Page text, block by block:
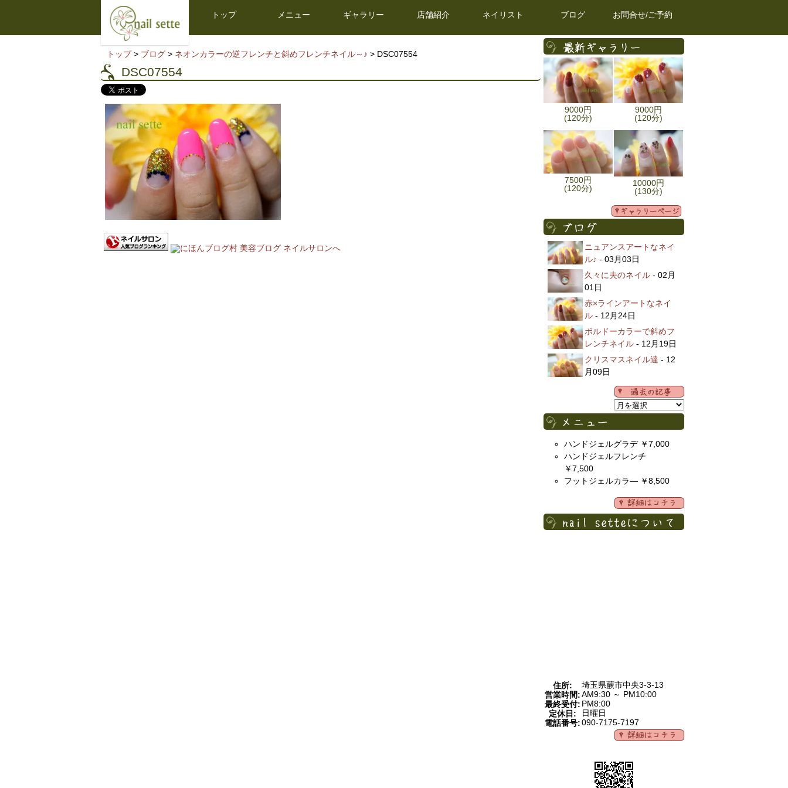
トップ メニュー ギャラリー 店舗紹介 ネイリスト ブログ お問合せ/ご予約
トップ> ブログ > ネオンカラーの逆フレンチと斜めフレンチネイル～♪ > DSC07554
DSC07554
9000円
(120分)
9000円
(120分)
7500円
(120分)
10000円
(130分)
ニュアンスアートなネイ
ル♪ - 03月03日
久々に夫のネイル - 02月
01日
赤×ラインアートなネイ
ル - 12月24日
ボルドーカラーで斜めフ
レンチネイル - 12月19日
クリスマスネイル達 - 12
月09日
ハンドジェルグラデ ￥7,000
ハンドジェルフレンチ
￥7,500
フットジェルカラ― ￥8,500
住所:
埼玉県蕨市中央3-3-13
営業時間:AM9:30 ～ PM10:00
最終受付: PM8:00
定休日:
日曜日
電話番号:090-7175-7197